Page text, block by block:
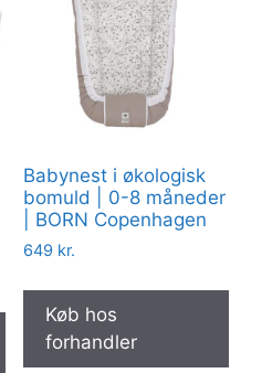
Babynest i økologisk
bomuld | 0-8 måneder
| BORN Copenhagen
649 kr.
Køb hos
forhandler